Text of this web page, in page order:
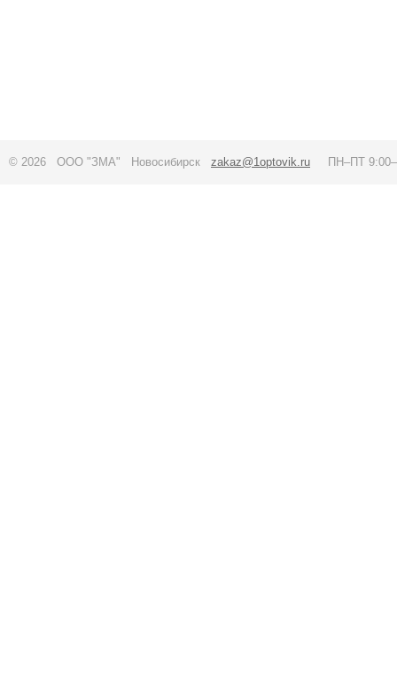
© 2026 ООО "ЗМА" Новосибирск zakaz@1optovik.ru ПН–ПТ